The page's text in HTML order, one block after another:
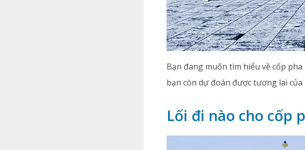
Bạn đang muốn tìm hiểu về cốp
bạn còn dự đoán được tương lai của
Lối đi nào cho cốp